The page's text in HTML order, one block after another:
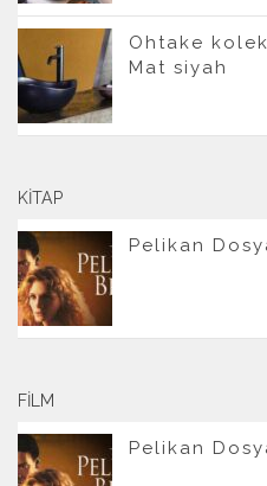
Ohtake
Mat siyah
KITAP
Pelikan
FILM
Pelikan